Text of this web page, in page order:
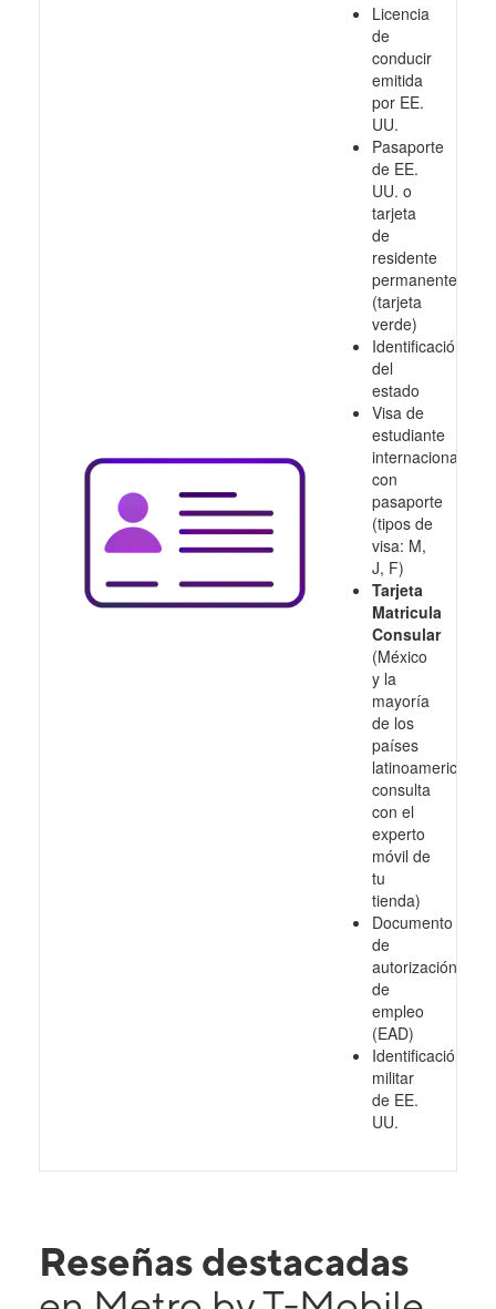
Licencia
de
conducir
emitida
por EE.
UU.
Pasaporte
de EE.
UU. o
tarjeta
de
residente
permanente
(tarjeta
verde)
Identificación
del
estado
Visa de
estudiante
internacional
con
pasaporte
(tipos de
visa: M,
J, F)
Tarjeta
Matricula
Consular
(México
y la
mayoría
de los
países
latinoamericanos,
consulta
con el
experto
móvil de
tu
tienda)
Documento
de
autorización
de
empleo
(EAD)
Identificación
militar
de EE.
UU.
Reseñas destacadas